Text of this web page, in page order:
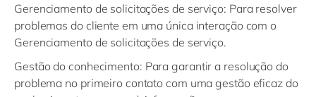
Gerenciamento de recebíveis e processamento de
pagamentos: Para gerenciar recebíveis, pagamentos e
relatórios de grandes volumes de transações
financeiras com SAP S/4HANA
Gestão de crédito e cobrança: Para adaptar as decisões
de crédito e os processos de gestão de cobrança aos
Gerenciamento de solicitações de serviço: Para resolver
problemas do cliente em uma única interação com o
Gerenciamento de solicitações de serviço.
Gestão do conhecimento: Para garantir a resolução do
problema no primeiro contato com uma gestão eficaz do